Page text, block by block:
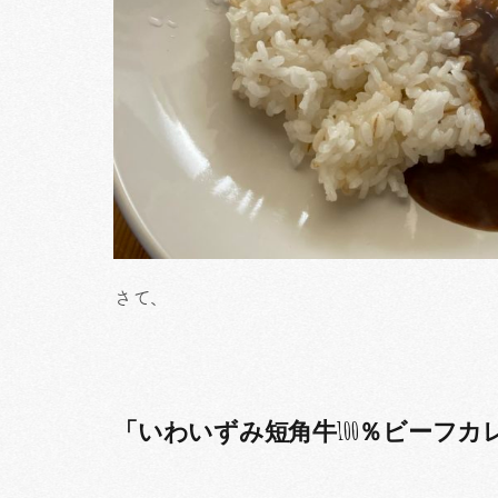
さて、
「いわいずみ短角牛100％ビーフカ